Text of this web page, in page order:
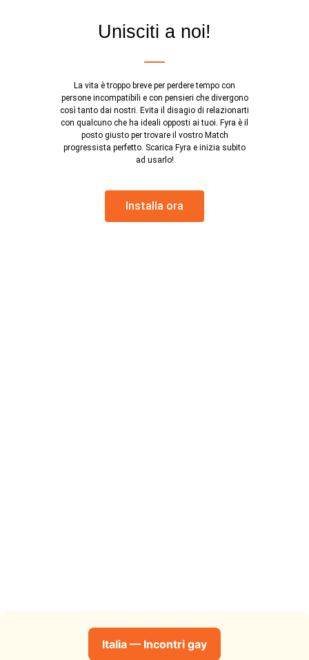
Unisciti a noi!
La vita è troppo breve per perdere tempo con
persone incompatibili e con pensieri che divergono
così tanto dai nostri. Evita il disagio di relazionarti
con qualcuno che ha ideali opposti ai tuoi. Fyra è il
posto giusto per trovare il vostro Match
progressista perfetto. Scarica Fyra e inizia subito
ad usarlo!
Installa ora
Italia — Incontri gay